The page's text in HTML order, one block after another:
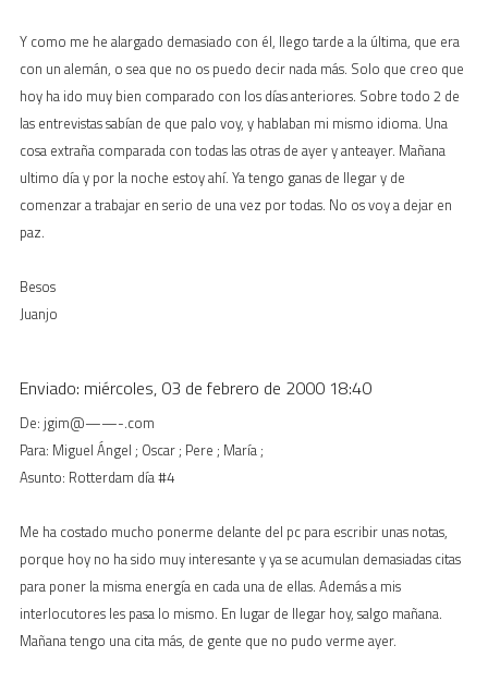
Y como me he alargado demasiado con él, llego tarde a la última, que era
con un alemán, o sea que no os puedo decir nada más. Solo que creo que
hoy ha ido muy bien comparado con los días anteriores. Sobre todo 2 de
las entrevistas sabían de que palo voy, y hablaban mi mismo idioma. Una
cosa extraña comparada con todas las otras de ayer y anteayer. Mañana
ultimo día y por la noche estoy ahí. Ya tengo ganas de llegar y de
comenzar a trabajar en serio de una vez por todas. No os voy a dejar en
paz.
Besos
Juanjo
Enviado: miércoles, 03 de febrero de 2000 18:40
De: jgim@——-.com
Para: Miguel Ángel ; Oscar ; Pere ; María ;
Asunto: Rotterdam día #4
Me ha costado mucho ponerme delante del pc para escribir unas notas,
porque hoy no ha sido muy interesante y ya se acumulan demasiadas citas
para poner la misma energía en cada una de ellas. Además a mis
interlocutores les pasa lo mismo. En lugar de llegar hoy, salgo mañana.
Mañana tengo una cita más, de gente que no pudo verme ayer.